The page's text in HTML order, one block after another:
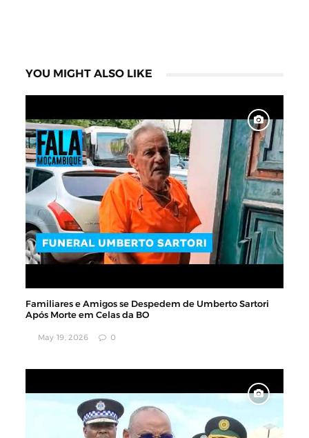
YOU MIGHT ALSO LIKE
Familiares e Amigos se Despedem de Umberto Sartori
Após Morte em Celas da BO
May 19, 2026 0